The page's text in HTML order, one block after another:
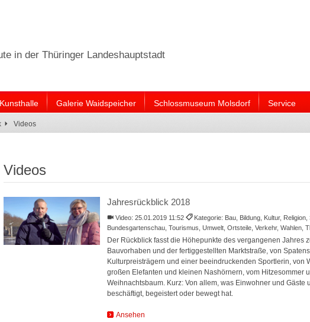
in der Thüringer Landeshauptstadt
Kunsthalle Galerie Waidspeicher Schlossmuseum Molsdorf Service
Videos
Videos
Jahresrückblick 2018
Video:25.01.2019 11:52
Kategorie: Bau, Bildung, Kultur,
Bundesgartenschau, Tourismus, Umwelt, Ortsteile, Verkehr, Wahlen,
Der Rückblick fasst die Höhepunkte des vergangenen Jahres
Bauvorhaben und der fertiggestellten Marktstraße, von
Kulturpreisträgern und einer beeindruckenden Sportlerin, von
großen Elefanten und kleinen Nashörnern, vom Hitzesommer
Weihnachtsbaum. Kurz: Von allem, was Einwohner und Gäste
beschäftigt, begeistert oder bewegt hat.
Ansehen